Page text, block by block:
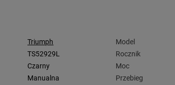
Triumph Model
TS52929L Rocznik
Czarny Moc
Manualna Przebieg